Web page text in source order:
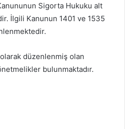
Sigorta Hukuku alt
İlgili Kanunun 1401 ve 1535
düzenlenmiş olan
bulunmaktadır.